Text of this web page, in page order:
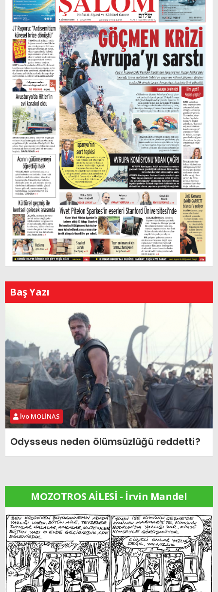
Baş Yazı
İvo MOLİNAS
Odysseus neden ölümsüzlüğü reddetti?
MOZOTROS AİLESİ - İrvin Mandel